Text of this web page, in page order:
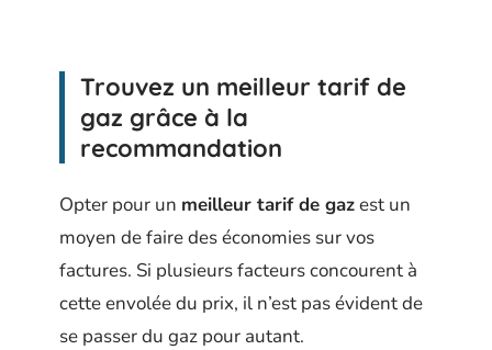
Trouvez un meilleur tarif de
gaz grâce à la
recommandation
Opter pour un meilleur tarif de gazest un
moyen de faire des économies sur vos
factures. Si plusieurs facteurs concourent à
cette envolée du prix, il n’est pas évident de
se passer du gaz pour autant.